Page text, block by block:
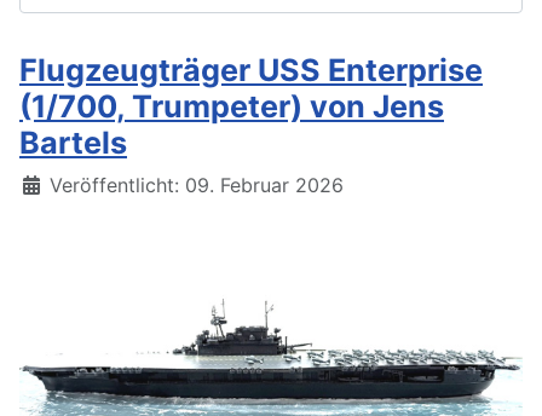
Flugzeugträger USS Enterprise
(1/700, Trumpeter) von Jens
Bartels
Details
Veröffentlicht: 09. Februar 2026